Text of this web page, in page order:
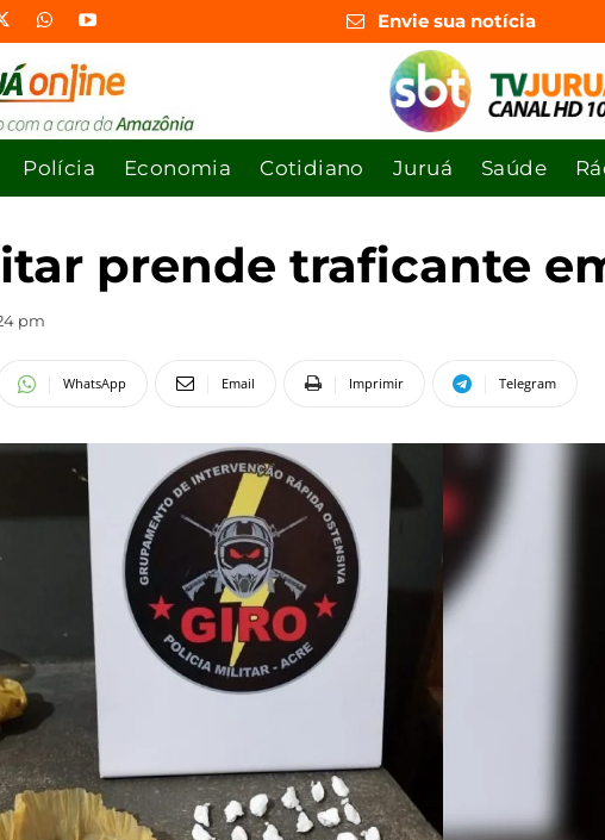
Envie sua notícia
Polícia Economia Cotidiano Juruá Saúde
prende traficante
pm
WhatsApp Email Imprimir Telegram